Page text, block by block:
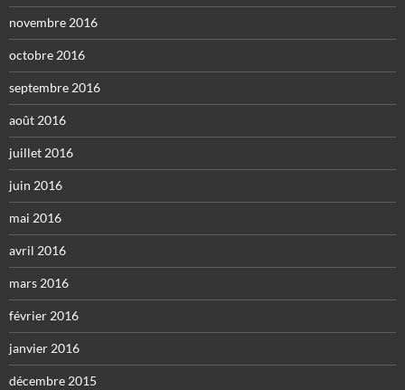
novembre 2016
octobre 2016
septembre 2016
août 2016
juillet 2016
juin 2016
mai 2016
avril 2016
mars 2016
février 2016
janvier 2016
décembre 2015